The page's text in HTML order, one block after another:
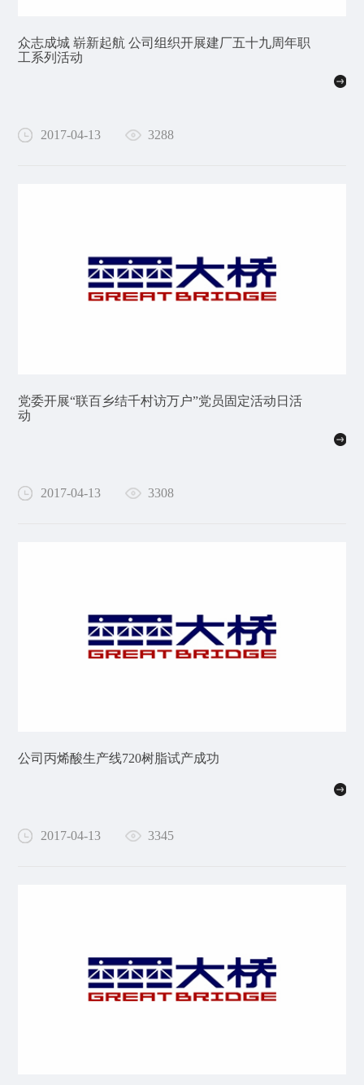
众志成城 崭新起航 公司组织开展建厂五十九周年职
工系列活动
2017-04-13 3288
党委开展“联百乡结千村访万户”党员固定活动日活
动
2017-04-13 3308
公司丙烯酸生产线720树脂试产成功
2017-04-13 3345